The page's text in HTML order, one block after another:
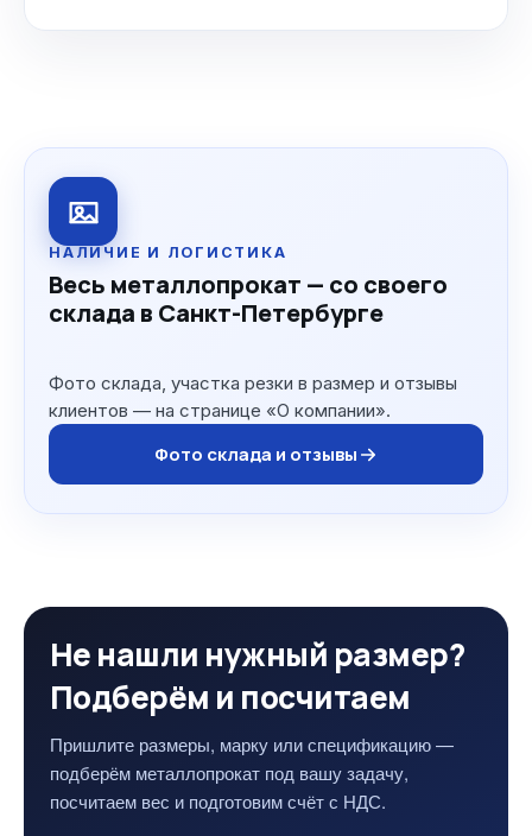
НАЛИЧИЕ И ЛОГИСТИКА
Весь металлопрокат — со своего
склада в Санкт-Петербурге
Фото склада, участка резки в размер и отзывы
клиентов — на странице «О компании».
Фото склада и отзывы
Не нашли нужный размер?
Подберём и посчитаем
Пришлите размеры, марку или спецификацию —
подберём металлопрокат под вашу задачу,
посчитаем вес и подготовим счёт с НДС.